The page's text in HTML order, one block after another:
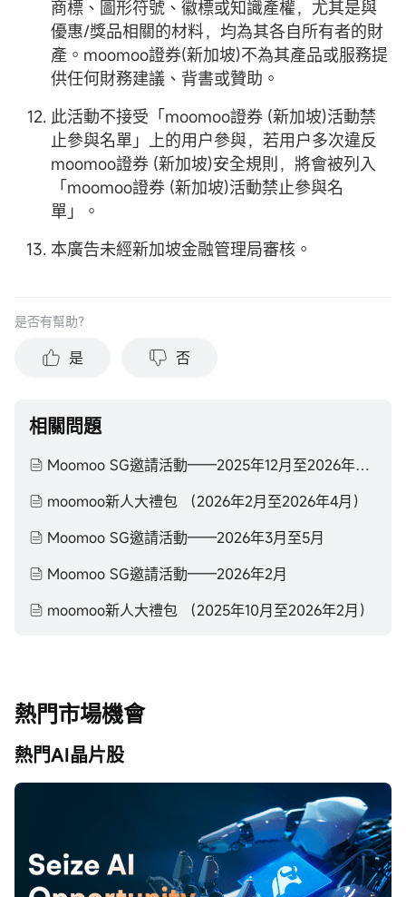
商標、圖形符號、徽標或知識產權，尤其是與
優惠/獎品相關的材料，均為其各自所有者的財
產。moomoo證券(新加坡)不為其產品或服務提
供任何財務建議、背書或贊助。
此活動不接受「moomoo證券 (新加坡)活動禁
止參與名單」上的用户參與，若用户多次違反
moomoo證券 (新加坡)安全規則，將會被列入
「moomoo證券 (新加坡)活動禁止參與名
單」。
本廣告未經新加坡金融管理局審核。
是否有幫助？
是 否
相關問題
Moomoo SG邀請活動——2025年12月至2026年2月
moomoo新人大禮包 （2026年2月至2026年4月）
Moomoo SG邀請活動——2026年3月至5月
Moomoo SG邀請活動——2026年2月
moomoo新人大禮包 （2025年10月至2026年2月）
熱門市場機會
熱門AI晶片股